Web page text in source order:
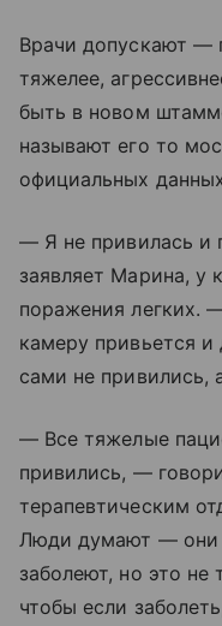
Врачи допускают —
тяжелее,
быть в новом
называют его то
официальных
— Я не привилась и
заявляет Марина, у
поражения легких.
камеру привьется
сами не привились,
— Все тяжелые
привились, —
терапевтическим
Люди думают — они
заболеют, но это
чтобы если